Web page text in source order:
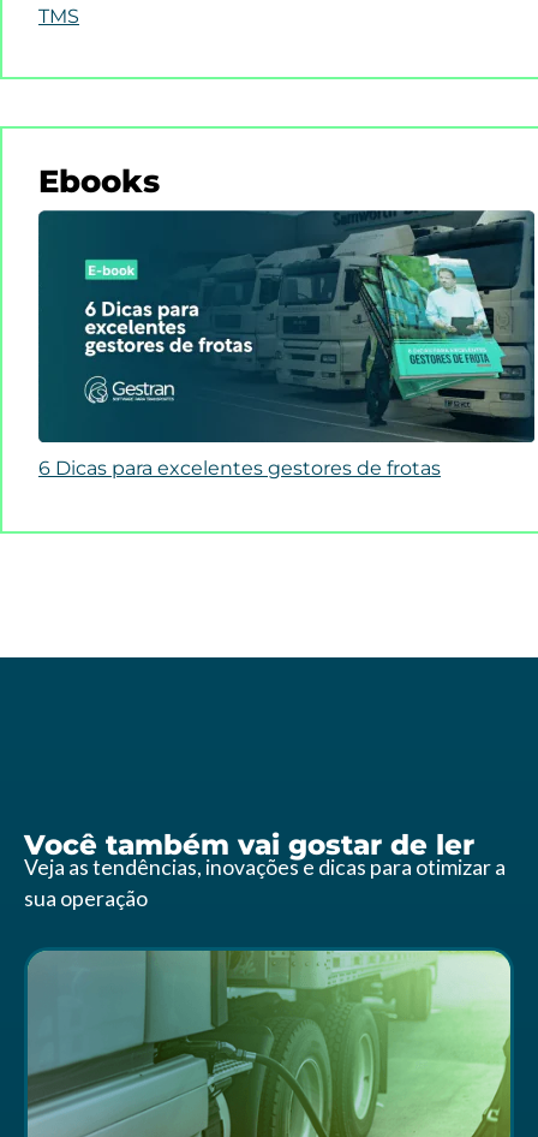
TMS
Ebooks
6 Dicas para excelentes gestores de frotas
Você também vai gostar de ler
Veja as tendências, inovações e dicas para otimizar a
sua operação